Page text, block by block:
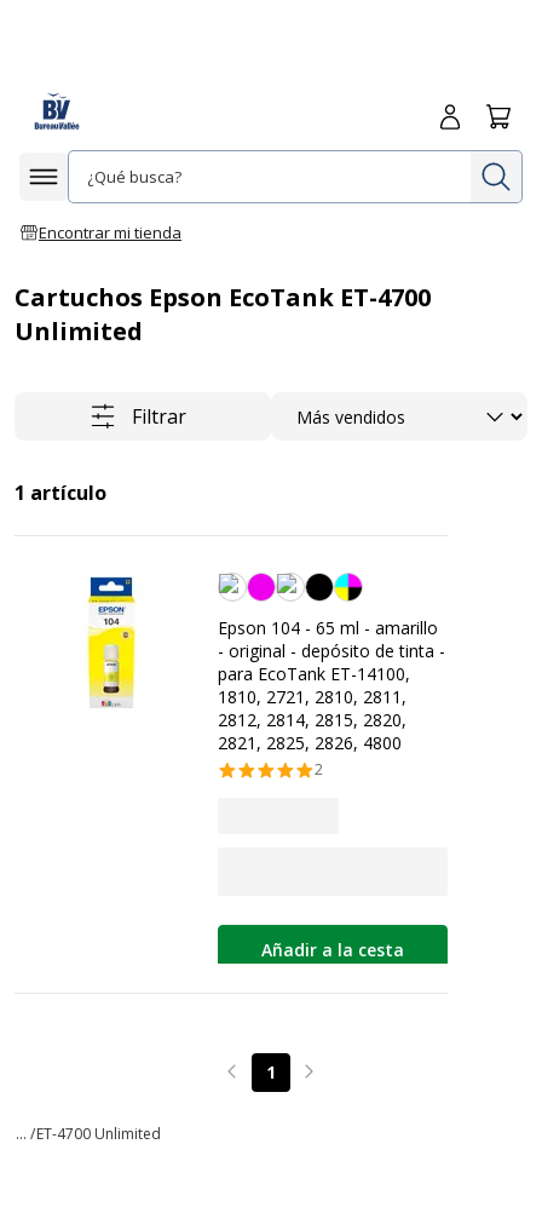
Afficher la navigation
Encontrar mi tienda
Iniciar
Cartuchos Epson EcoTank ET-4700
Unlimited
Filtrar Ordenar
1 artículo
Amarilla
Epson 104 - 65 ml - amarillo
- original - depósito de tinta -
para EcoTank ET-14100,
1810, 2721, 2810, 2811,
2812, 2814, 2815, 2820,
2821, 2825, 2826, 4800
2
Añadir a la cesta
Page précédente
1 Page suivante
... /ET-4700 Unlimited